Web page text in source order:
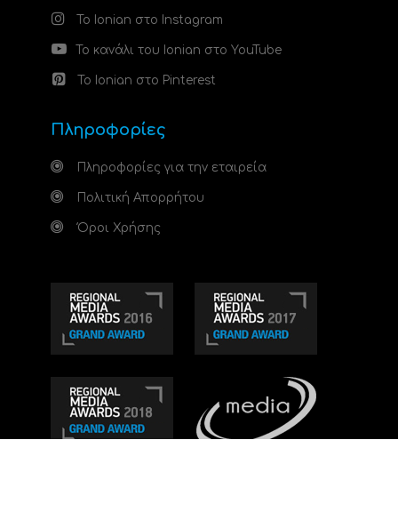
Το Ionian στο Instagram
Το κανάλι του Ionian στο YouTube
Το Ionian στο Pinterest
Πληροφορίες
Πληροφορίες για την εταιρεία
Πολιτική Απορρήτου
Όροι Χρήσης